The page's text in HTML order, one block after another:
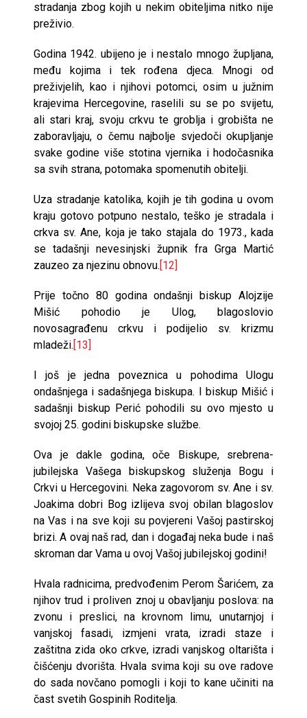
stradanja zbog kojih u nekim obiteljima nitko nije
preživio.
Godina 1942. ubijeno je i nestalo mnogo župljana,
među kojima i tek rođena djeca. Mnogi od
preživjelih, kao i njihovi potomci, osim u južnim
krajevima Hercegovine, raselili su se po svijetu,
ali stari kraj, svoju crkvu te groblja i grobišta ne
zaboravljaju, o čemu najbolje svjedoči okupljanje
svake godine više stotina vjernika i hodočasnika
sa svih strana, potomaka spomenutih obitelji.
Uza stradanje katolika, kojih je tih godina u ovom
kraju gotovo potpuno nestalo, teško je stradala i
crkva sv. Ane, koja je tako stajala do 1973., kada
se tadašnji nevesinjski župnik fra Grga Martić
zauzeo za njezinu obnovu. [12]
Prije točno 80 godina ondašnji biskup Alojzije
Mišić pohodio je Ulog, blagoslovio
novosagrađenu crkvu i podijelio sv. krizmu
mladeži. [13]
I još je jedna poveznica u pohodima Ulogu
ondašnjega i sadašnjega biskupa. I biskup Mišić i
sadašnji biskup Perić pohodili su ovo mjesto u
svojoj 25. godini biskupske službe.
Ova je dakle godina, oče Biskupe, srebrena-
jubilejska Vašega biskupskog služenja Bogu i
Crkvi u Hercegovini. Neka zagovorom sv. Ane i sv.
Joakima dobri Bog izlijeva svoj obilan blagoslov
na Vas i na sve koji su povjereni Vašoj pastirskoj
brizi. A ovaj naš rad, dan i događaj neka bude i naš
skroman dar Vama u ovoj Vašoj jubilejskoj godini!
Hvala radnicima, predvođenim Perom Šarićem, za
njihov trud i proliven znoj u obavljanju poslova: na
zvonu i preslici, na krovnom limu, unutarnjoj i
vanjskoj fasadi, izmjeni vrata, izradi staze i
zaštitna zida oko crkve, izradi vanjskog oltarišta i
čišćenju dvorišta. Hvala svima koji su ove radove
do sada novčano pomogli i koji to kane učiniti na
čast svetih Gospinih Roditelja.